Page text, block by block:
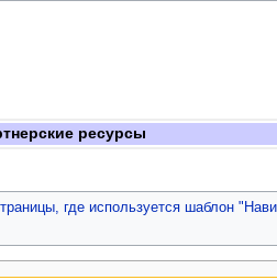
ресурсы
где используется шаблон